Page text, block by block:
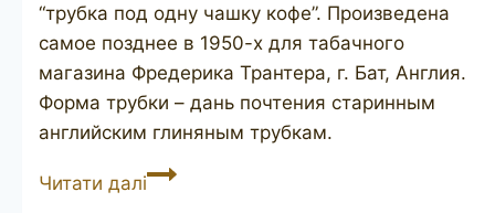
“трубка под одну чашку кофе”. Произведена
самое позднее в 1950-х для табачного
магазина Фредерика Трантера, г. Бат, Англия.
Форма трубки – дань почтения старинным
английским глиняным трубкам.
Читати даліCHARATAN’S